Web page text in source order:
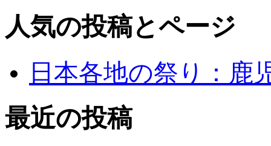
人気の投稿とページ
日本各地の祭り：鹿
最近の投稿